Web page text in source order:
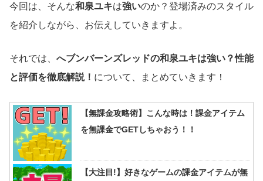
今回は、そんな和泉ユキは強いのか？登場済みのスタイル
を紹介しながら、お伝えしていきますよ。
それでは、 へブンバーンズレッドの和泉ユキは強い？性能
と評価を徹底解説！ について、まとめていきます！
【無課金攻略術】こんな時は！課金アイテム
を無課金でGETしちゃおう！！
【大注目!】好きなゲームの課金アイテムが無